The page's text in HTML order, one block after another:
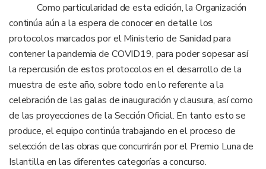
Como particularidad de esta edición, la Organización
continúa aún a la espera de conocer en detalle los
protocolos marcados por el Ministerio de Sanidad para
contener la pandemia de COVID19, para poder sopesar así
la repercusión de estos protocolos en el desarrollo de la
muestra de este año, sobre todo en lo referente a la
celebración de las galas de inauguración y clausura, así como
de las proyecciones de la Sección Oficial. En tanto esto se
produce, el equipo continúa trabajando en el proceso de
selección de las obras que concurrirán por el Premio Luna de
Islantilla en las diferentes categorías a concurso.